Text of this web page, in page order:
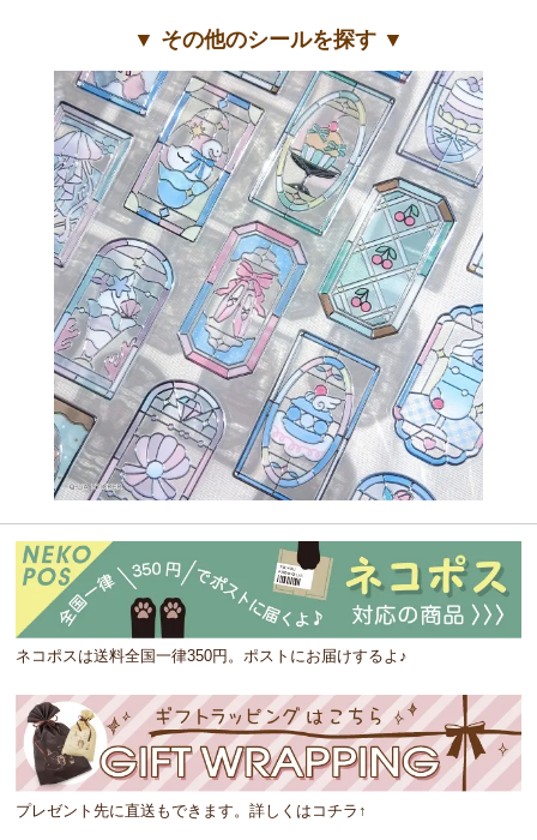
▼ その他のシールを探す ▼
ネコポスは送料全国一律350円。ポストにお届けするよ♪
プレゼント先に直送もできます。詳しくはコチラ↑